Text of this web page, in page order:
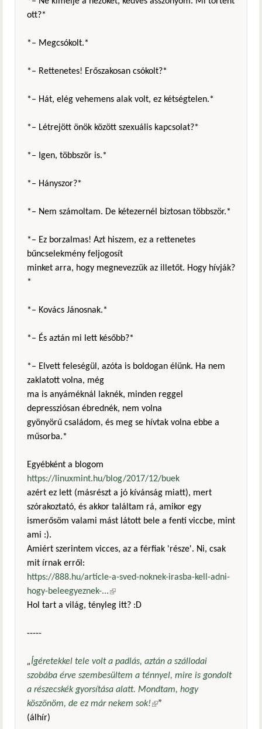
ott?*
*– Megcsókolt.*
*– Rettenetes! Erőszakosan csókolt?*
*– Hát, elég vehemens alak volt, ez kétségtelen.*
*– Létrejött önök között szexuális kapcsolat?*
*– Igen, többször is.*
*– Hányszor?*
*– Nem számoltam. De kétezernél biztosan többször.*
*– Ez borzalmas! Azt hiszem, ez a rettenetes
bűncselekmény feljogosít
minket arra, hogy megnevezzük az illetőt. Hogy hívják?
*
*– Kovács Jánosnak.*
*– És aztán mi lett később?*
*– Elvett feleségül, azóta is boldogan élünk. Ha nem
zaklatott volna, még
ma is anyáméknál laknék, minden reggel
depressziósan ébrednék, nem volna
gyönyörű családom, és meg se hívtak volna ebbe a
műsorba.*
Egyébként a blogom
https://linuxmint.hu/blog/2017/12/buek
azért ez lett (másrészt a jó kívánság miatt), mert
szórakoztató, és akkor találtam rá, amikor egy
ismerősöm valami mást látott bele a fenti viccbe, mint
ami :).
Amiért szerintem vicces, az a férfiak 'része'. Ni, csak
mit írnak erről:
https://888.hu/article-a-sved-noknek-irasba-kell-adni-
hogy-beleegyeznek-...(külső hivatkozás)
Hol tart a világ, tényleg itt? :D
-----
„Ígéretekkel tele volt a padlás, aztán a szállodai
szobába érve szembesültem a ténnyel, mire is gondolt
a részecskék gyorsítása alatt. Mondtam, hogy
köszönöm, de ez már nekem sok!(külső hivatkozás)
”
(álhír)